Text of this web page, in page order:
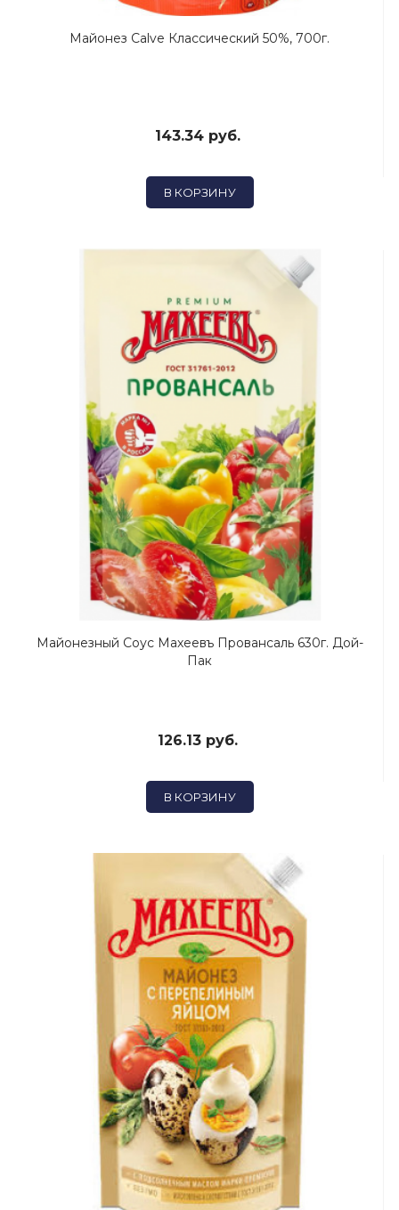
Майонез Calve Классический 50%, 700г.
143.34 руб.
В КОРЗИНУ
Майонезный Соус Махеевъ Провансаль 630г. Дой-
Пак
126.13 руб.
В КОРЗИНУ